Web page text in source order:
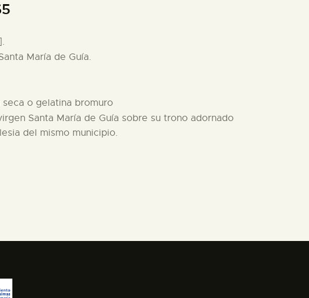
María de Guía.
o gelatina bromuro
Santa María de Guía sobre su trono adornado
del mismo municipio.